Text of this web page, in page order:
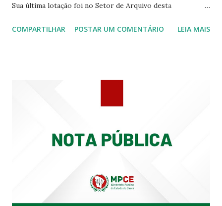
Sua última lotação foi no Setor de Arquivo desta
Siqueira Amorim faleceu em 28 de fevereiro e encerrou a
COMPARTILHAR POSTAR UM COMENTÁRIO LEIA MAIS